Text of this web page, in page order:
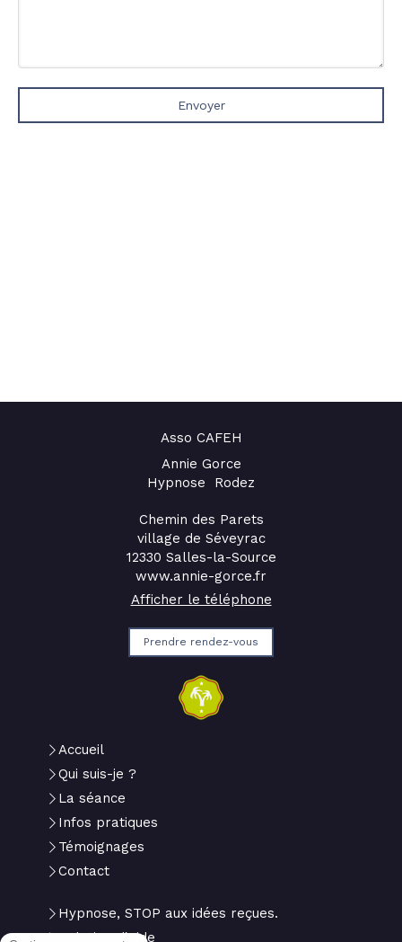
Envoyer
Asso CAFEH
Annie Gorce
Hypnose Rodez
Chemin des Parets
village de Séveyrac
12330 Salles-la-Source
www.annie-gorce.fr
Afficher le téléphone
Prendre rendez-vous
Accueil
Qui suis-je ?
La séance
Infos pratiques
Témoignages
Contact
Hypnose, STOP aux idées reçues.
Relation d'aide